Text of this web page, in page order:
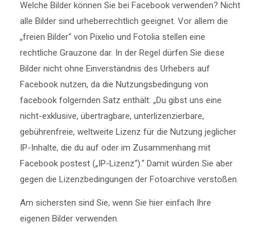
Welche Bilder können Sie bei Facebook verwenden? Nicht
alle Bilder sind urheberrechtlich geeignet. Vor allem die
„freien Bilder“ von Pixelio und Fotolia stellen eine
rechtliche Grauzone dar. In der Regel dürfen Sie diese
Bilder nicht ohne Einverständnis des Urhebers auf
Facebook nutzen, da die Nutzungsbedingung von
facebook folgernden Satz enthält: „Du gibst uns eine
nicht-exklusive, übertragbare, unterlizenzierbare,
gebührenfreie, weltweite Lizenz für die Nutzung jeglicher
IP-Inhalte, die du auf oder im Zusammenhang mit
Facebook postest („IP-Lizenz“).“ Damit würden Sie aber
gegen die Lizenzbedingungen der Fotoarchive verstoßen.
Am sichersten sind Sie, wenn Sie hier einfach Ihre
eigenen Bilder verwenden.